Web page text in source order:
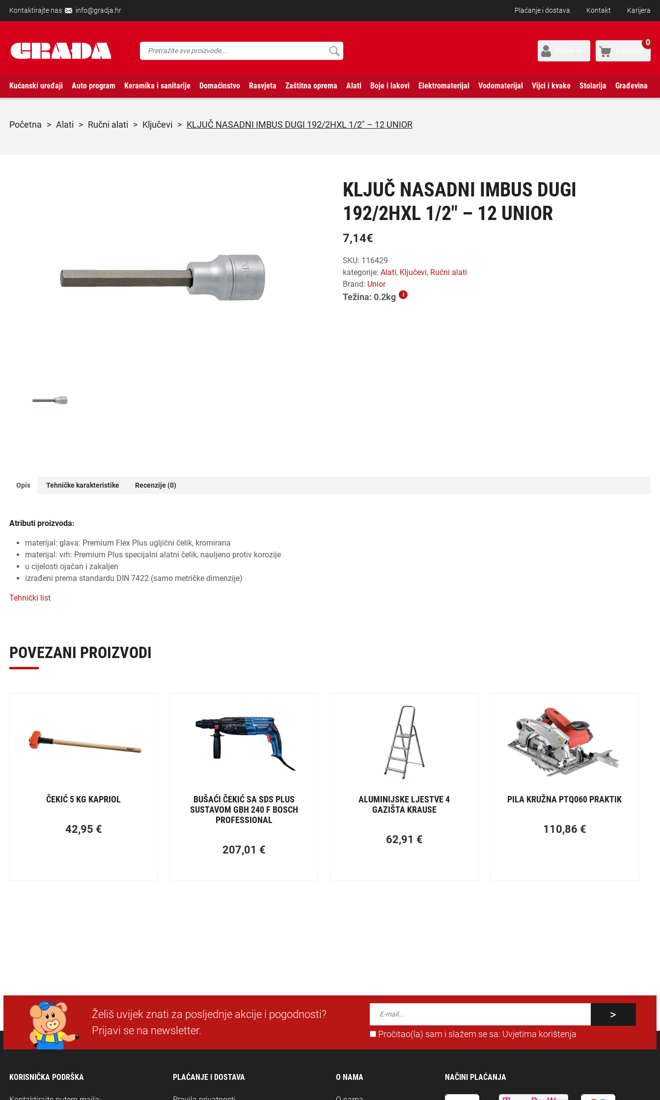
Kontaktirajte nas: info@gradja.hr Plaćanje i dostava Kontakt Karijera
0
Kućanski uređaji Auto program Keramika i sanitarije Domaćinstvo Rasvjeta Zaštitna oprema Alati Boje i lakovi Elektromaterijal Vodomaterijal Vijci i kvake Stolarija Građevina
početna > alati > ručni alati > ključevi > KLJUČ NASADNI IMBUS DUGI 192/2HXL 1/2″ – 12 UNIOR
KLJUČ NASADNI IMBUS DUGI
192/2HXL 1/2″ – 12 UNIOR
7,14€
SKU: 116429
kategorije:
alati, ključevi,
ručni alati
Brand: Unior
Težina: 0.2kg i
Opis Tehničke karakteristike Recenzije (0)
Atributi proizvoda:
materijal: glava: Premium Flex Plus ugljični čelik, kromirana
materijal: vrh: Premium Plus specijalni alatni čelik, nauljeno protiv korozije
u cijelosti ojačan i zakaljen
izrađeni prema standardu DIN 7422 (samo metričke dimenzije)
Tehnički list
POVEZANI PROIZVODI
ČEKIĆ 5 KG KAPRIOL
42,95 €
BUŠAĆI ČEKIĆ SA SDS PLUS
SUSTAVOM GBH 240 F BOSCH
PROFESSIONAL
207,01 €
ALUMINIJSKE LJESTVE 4
GAZIŠTA KRAUSE
62,91 €
PILA KRUŽNA PTQ060 PRAKTIK
110,86 €
Želiš uvijek znati za posljednje akcije i pogodnosti?
Prijavi se na newsletter.
Pročitao(la) sam i slažem se sa: Uvjetima korištenja
KORISNIČKA PODRŠKA PLAĆANJE I DOSTAVA O NAMA NAČINI PLAĆANJA